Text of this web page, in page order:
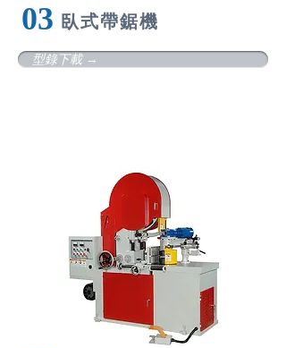
​03 臥式帶鋸機
型錄下載 →